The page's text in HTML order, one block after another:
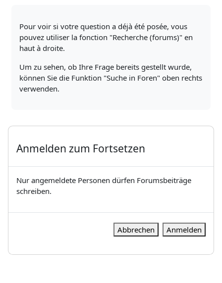
Pour voir si votre question a déjà été posée, vous
pouvez utiliser la fonction "Recherche (forums)" en
haut à droite.
Um zu sehen, ob Ihre Frage bereits gestellt wurde,
können Sie die Funktion "Suche in Foren" oben rechts
verwenden.
Anmelden zum Fortsetzen
Nur angemeldete Personen dürfen Forumsbeiträge
schreiben.
Abbrechen Anmelden